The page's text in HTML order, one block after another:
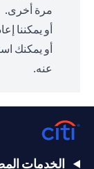
مرة أخرى.
أو يمكننا
أو يمكنك
عنه.
الخدمات